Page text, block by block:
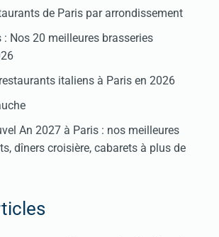
de Paris par arrondissement
: Nos 20 meilleures brasseries
italiens à Paris en 2026
An 2027 à Paris : nos meilleures
dîners croisière, cabarets à plus de